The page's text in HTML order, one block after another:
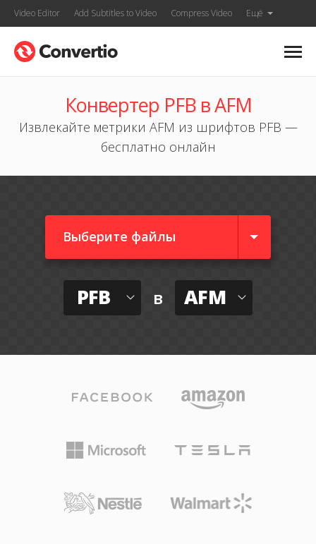
Video Editor Add Subtitles to Video Compress Video Ещё
Конвертер PFB в AFM
Извлекайте метрики AFM из шрифтов PFB —
бесплатно онлайн
Выберите файлы
PFB в AFM